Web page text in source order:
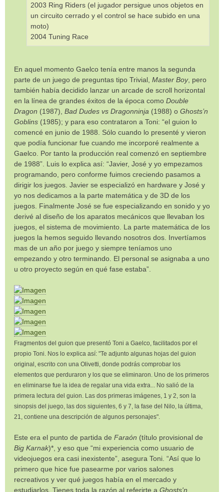
2003 Ring Riders (el jugador persigue unos objetos en
un circuito cerrado y el control se hace subido en una
moto)
2004 Tuning Race
En aquel momento Gaelco tenía entre manos la segunda
parte de un juego de preguntas tipo Trivial, Master Boy, pero
también había decidido lanzar un arcade de scroll horizontal
en la línea de grandes éxitos de la época como Double
Dragon (1987), Bad Dudes vs Dragonninja (1988) o Ghosts’n
Goblins (1985); y para eso contrataron a Toni: “el guion lo
comencé en junio de 1988. Sólo cuando lo presenté y vieron
que podía funcionar fue cuando me incorporé realmente a
Gaelco. Por tanto la producción real comenzó en septiembre
de 1988”. Luis lo explica así: “Javier, José y yo empezamos
programando, pero conforme fuimos creciendo pasamos a
dirigir los juegos. Javier se especializó en hardware y José y
yo nos dedicamos a la parte matemática y de 3D de los
juegos. Finalmente José se fue especializando en sonido y yo
derivé al diseño de los aparatos mecánicos que llevaban los
juegos, el sistema de movimiento. La parte matemática de los
juegos la hemos seguido llevando nosotros dos. Invertíamos
mas de un año por juego y siempre teníamos uno
empezando y otro terminando. El personal se asignaba a uno
u otro proyecto según en qué fase estaba”.
Fragmentos del guion que presentó Toni a Gaelco, facilitados por el
propio Toni. Nos lo explica así: "Te adjunto algunas hojas del guion
original, escrito con una Olivetti, donde podrás comprobar los
elementos que perduraron y los que se eliminaron. Uno de los primeros
en eliminarse fue la idea de regalar una vida extra... No salió de la
primera lectura del guion. Las dos primeras imágenes, 1 y 2, son la
sinopsis del juego, las dos siguientes, 6 y 7, la fase del Nilo, la última,
21, contiene una descripción de algunos personajes".
Este era el punto de partida de Faraón (título provisional de
Big Karnak)*, y eso que “mi experiencia como usuario de
videojuegos era casi inexistente”, asegura Toni. “Así que lo
primero que hice fue pasearme por varios salones
recreativos y ver qué juegos había en el mercado y
estudiarlos. Tienes toda la razón al referirte a Ghosts'n